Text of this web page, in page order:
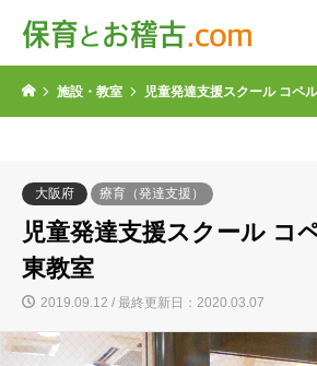
施設・教室 児童発達支援スクール コペ
大阪府 療育（発達支援）
児童発達支援スクール コ
東教室
2019.09.12 / 最終更新日：2020.03.07